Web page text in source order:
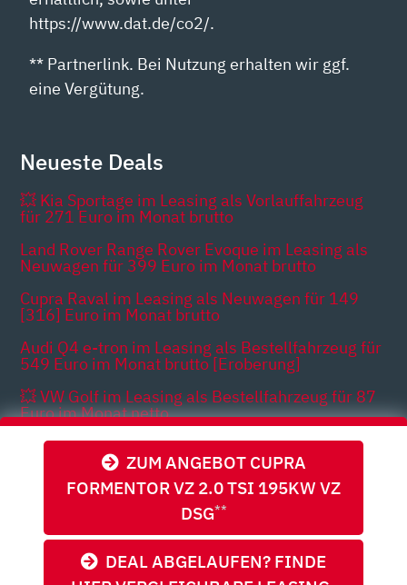
ZUM ANGEBOT CUPRA
FORMENTOR VZ 2.0 TSI 195KW VZ
DSG**
DEAL ABGELAUFEN? FINDE
https://www.dat.de/co2/.
** Partnerlink. Bei Nutzung erhalten wir ggf.
eine Vergütung.
Neueste Deals
💥 Kia Sportage im Leasing als Vorlauffahrzeug
für 271 Euro im Monat brutto
Land Rover Range Rover Evoque im Leasing als
Neuwagen für 399 Euro im Monat brutto
Cupra Raval im Leasing als Neuwagen für 149
[316] Euro im Monat brutto
Audi Q4 e-tron im Leasing als Bestellfahrzeug für
549 Euro im Monat brutto [Eroberung]
💥 VW Golf im Leasing als Bestellfahrzeug für 87
Euro im Monat netto
Cupra Born im Leasing als Neuwagen für 342
Euro im Monat brutto